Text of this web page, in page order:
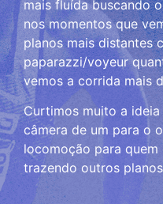
mais fluída buscando
nos momentos que
planos mais distantes
paparazzi/voyeur
vemos a corrida mais
Curtimos muito a
câmera de um para o
locomoção para
trazendo outros